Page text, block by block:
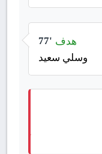
77' هدف
وسلي سعيد